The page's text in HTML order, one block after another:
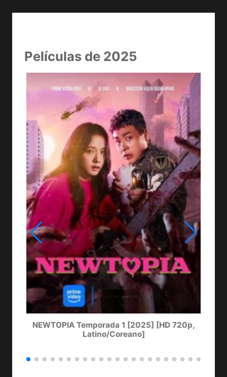
Películas de 2025
NEWTOPIA Temporada 1 [2025] [HD 720p,
Latino/Coreano]